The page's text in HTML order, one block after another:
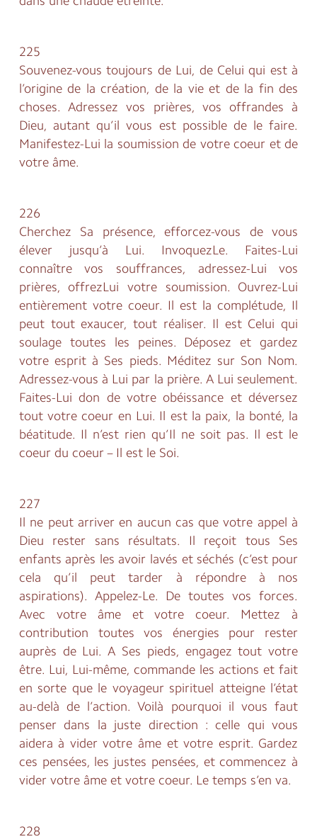
225
Souvenez-vous toujours de Lui, de Celui qui est à
l’origine de la création, de la vie et de la fin des
choses. Adressez vos prières, vos offrandes à
Dieu, autant qu’il vous est possible de le faire.
Manifestez-Lui la soumission de votre coeur et de
votre âme.
226
Cherchez Sa présence, efforcez-vous de vous
élever jusqu’à Lui. InvoquezLe. Faites-Lui
connaître vos souffrances, adressez-Lui vos
prières, offrezLui votre soumission. Ouvrez-Lui
entièrement votre coeur. Il est la complétude, Il
peut tout exaucer, tout réaliser. Il est Celui qui
soulage toutes les peines. Déposez et gardez
votre esprit à Ses pieds. Méditez sur Son Nom.
Adressez-vous à Lui par la prière. A Lui seulement.
Faites-Lui don de votre obéissance et déversez
tout votre coeur en Lui. Il est la paix, la bonté, la
béatitude. Il n’est rien qu’Il ne soit pas. Il est le
coeur du coeur – Il est le Soi.
227
Il ne peut arriver en aucun cas que votre appel à
Dieu rester sans résultats. Il reçoit tous Ses
enfants après les avoir lavés et séchés (c’est pour
cela qu’il peut tarder à répondre à nos
aspirations). Appelez-Le. De toutes vos forces.
Avec votre âme et votre coeur. Mettez à
contribution toutes vos énergies pour rester
auprès de Lui. A Ses pieds, engagez tout votre
être. Lui, Lui-même, commande les actions et fait
en sorte que le voyageur spirituel atteigne l’état
au-delà de l’action. Voilà pourquoi il vous faut
penser dans la juste direction : celle qui vous
aidera à vider votre âme et votre esprit. Gardez
ces pensées, les justes pensées, et commencez à
vider votre âme et votre coeur. Le temps s’en va.
228